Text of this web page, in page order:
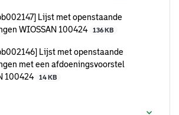
Lijst met openstaande
WIOSSAN 100424
136 KB
Lijst met openstaande
met een afdoeningsvoorstel
100424
14 KB